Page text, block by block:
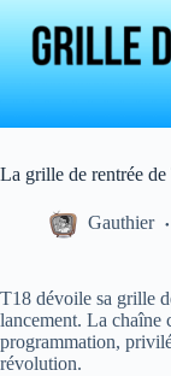
La grille de rentrée
Gauthier
T18 dévoile sa grille
lancement. La chaîne
programmation,
révolution.